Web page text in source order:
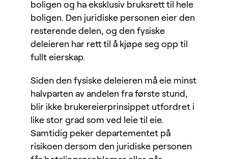
boligen og ha eksklusiv bruksrett til hele
boligen. Den juridiske personen eier den
resterende delen, og den fysiske
deleieren har rett til å kjøpe seg opp til
fullt eierskap.
Siden den fysiske deleieren må eie minst
halvparten av andelen fra første stund,
blir ikke brukereierprinsippet utfordret i
like stor grad som ved leie til eie.
Samtidig peker departementet på
risikoen dersom den juridiske personen